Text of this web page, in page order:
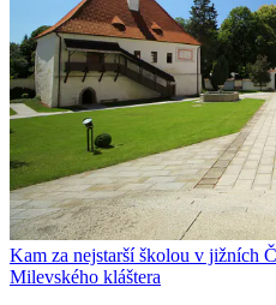
Kam za nejstarší školou v jižních
Milevského kláštera